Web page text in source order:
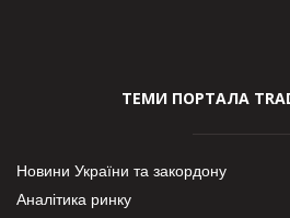
ТЕМИ ПОРТАЛА
Новини України та закордону
Аналітика ринку